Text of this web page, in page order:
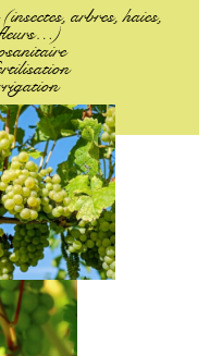
arbres, haies,
fleurs…)